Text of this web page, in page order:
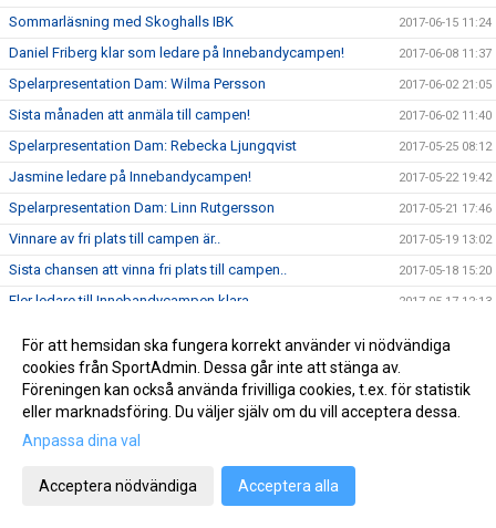
Sommarläsning med Skoghalls IBK 2017-06-15 11:24
Daniel Friberg klar som ledare på Innebandycampen! 2017-06-08 11:37
Spelarpresentation Dam: Wilma Persson 2017-06-02 21:05
Sista månaden att anmäla till campen! 2017-06-02 11:40
Spelarpresentation Dam: Rebecka Ljungqvist 2017-05-25 08:12
Jasmine ledare på Innebandycampen! 2017-05-22 19:42
Spelarpresentation Dam: Linn Rutgersson 2017-05-21 17:46
Vinnare av fri plats till campen är.. 2017-05-19 13:02
Sista chansen att vinna fri plats till campen.. 2017-05-18 15:20
Fler ledare till Innebandycampen klara.. 2017-05-17 12:13
Vinn fri plats till Innebandycampen!
Spelarpresentation Dam: Carolina Karlsson 2017-05-11 10:00
Anmälda deltagare till Innebandycampen
Klara ledare till Skoghalls Innebandycamp 2017
För att hemsidan ska fungera korrekt använder vi nödvändiga
cookies från SportAdmin. Dessa går inte att stänga av.
Föreningen kan också använda frivilliga cookies, t.ex. för statistik
eller marknadsföring. Du väljer själv om du vill acceptera dessa.
Anpassa dina val
Acceptera nödvändiga Acceptera alla